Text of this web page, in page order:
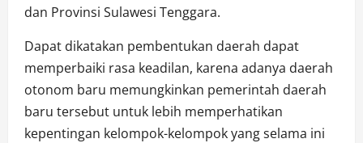
dan Provinsi Sulawesi Tenggara.
Dapat dikatakan pembentukan daerah dapat
memperbaiki rasa keadilan, karena adanya daerah
otonom baru memungkinkan pemerintah daerah
baru tersebut untuk lebih memperhatikan
kepentingan kelompok-kelompok yang selama ini